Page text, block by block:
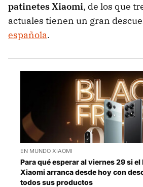
patinetes Xiaomi, de los que
actuales tienen un gran
española.
EN MUNDO XIAOMI
Para qué esperar al viernes 29 si el
Xiaomi arranca desde hoy con
todos sus productos